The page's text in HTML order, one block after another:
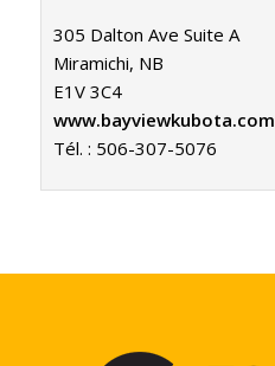
305 Dalton Ave Suite A
Miramichi, NB
E1V 3C4
www.bayviewkubota.com
Tél. : 506-307-5076